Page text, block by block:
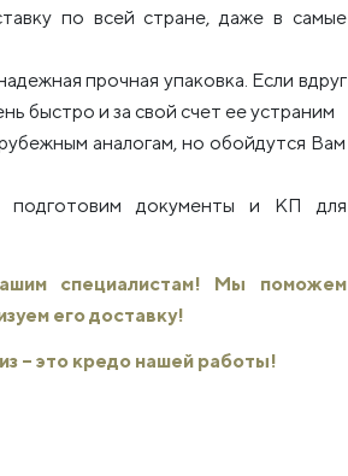
по всей стране, даже в самые
прочная упаковка. Если вдруг
быстро и за свой счет ее устраним
аналогам, но обойдутся Вам
подготовим документы и КП для
специалистам! Мы поможем
его доставку!
– это кредо нашей работы!